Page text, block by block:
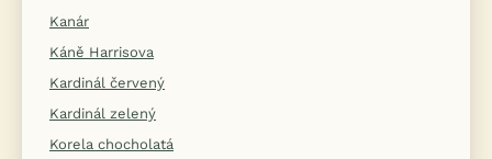
Kanár
Káně Harrisova
Kardinál červený
Kardinál zelený
Korela chocholatá